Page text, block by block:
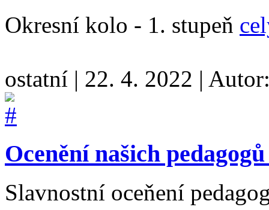
Okresní kolo - 1. stupeň
ostatní | 22. 4. 2022 |
Ocenění našich
Slavnostní oceňení